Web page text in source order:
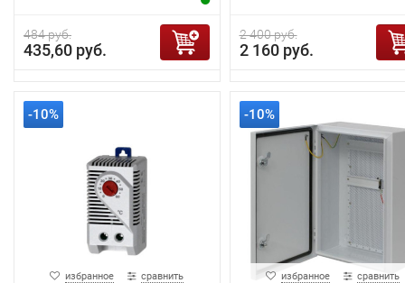
484 руб.
435,60 руб.
2 400 руб.
2 160 руб.
-10%
избранное сравнить
-10%
избранное сравнить